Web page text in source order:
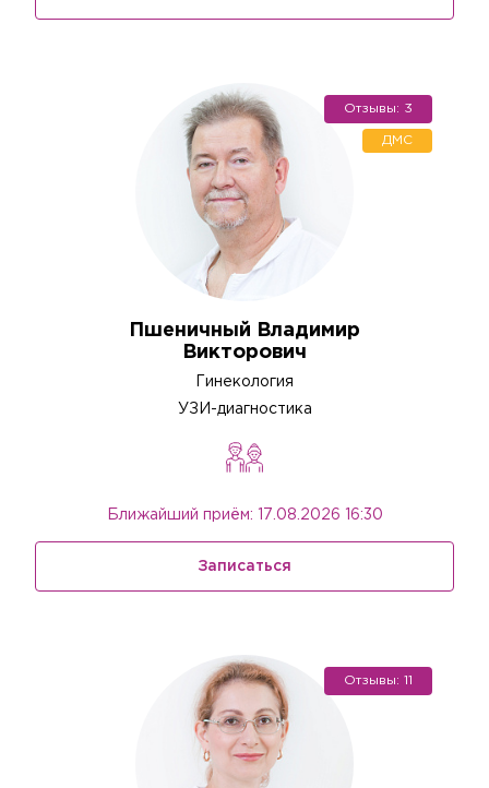
Пшеничный Владимир
Викторович
Гинекология
УЗИ-диагностика
Ближайший приём: 17.08.2026 16:30
Записаться
Отзывы: 3
ДМС
Отзывы: 11